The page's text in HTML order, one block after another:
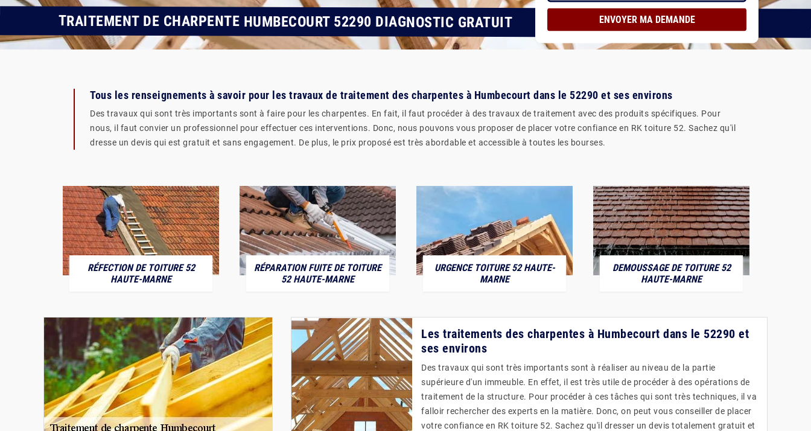
TRAITEMENT DE CHARPENTE HUMBECOURT 52290 DIAGNOSTIC GRATUIT Voir nos réalisations
Tous les renseignements à savoir pour les travaux de traitement des charpentes à Humbecourt dans le 52290 et ses environs
Des travaux qui sont très importants sont à faire pour les charpentes. En fait, il faut procéder à des travaux de traitement avec des produits spécifiques. Pour
nous, il faut convier un professionnel pour effectuer ces interventions. Donc, nous pouvons vous proposer de placer votre confiance en RK toiture 52. Sachez qu'il
dresse un devis qui est gratuit et sans engagement. De plus, le prix proposé est très abordable et accessible à toutes les bourses.
RÉFECTION DE TOITURE 52
HAUTE-MARNE
RÉPARATION FUITE DE TOITURE
52 HAUTE-MARNE
URGENCE TOITURE 52 HAUTE-
MARNE
DEMOUSSAGE DE TOITURE 52
HAUTE-MARNE
Les traitements des charpentes à Humbecourt dans le 52290 et
ses environs
Des travaux qui sont très importants sont à réaliser au niveau de la partie
supérieure d'un immeuble. En effet, il est très utile de procéder à des opérations de
traitement de la structure. Pour procéder à ces tâches qui sont très techniques, il va
falloir rechercher des experts en la matière. Donc, on peut vous conseiller de placer
votre confiance en RK toiture 52. Sachez qu'il dresser un devis totalement gratuit et